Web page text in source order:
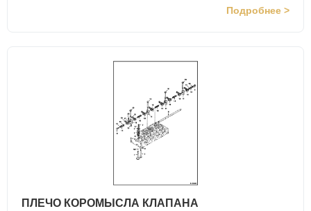
Подробнее >
ПЛЕЧО КОРОМЫСЛА КЛАПАНА